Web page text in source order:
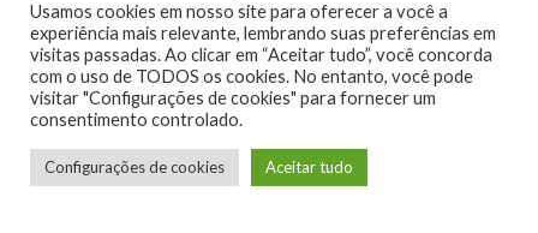
0 0
Usamos cookies em nosso site para oferecer a você a
experiência mais relevante, lembrando suas preferências em
visitas passadas. Ao clicar em “Aceitar tudo”, você concorda
com o uso de TODOS os cookies. No entanto, você pode
visitar "Configurações de cookies" para fornecer um
consentimento controlado.
Configurações de cookies Aceitar tudo